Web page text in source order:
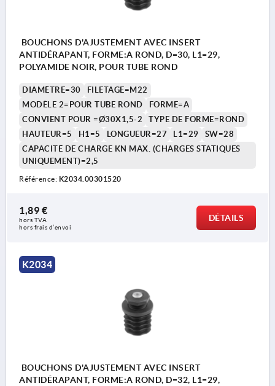
BOUCHONS D'AJUSTEMENT AVEC INSERT
ANTIDÉRAPANT, FORME:A ROND, D=30, L1=29,
POLYAMIDE NOIR, POUR TUBE ROND
DIAMÈTRE=30
FILETAGE=M22
MODÈLE 2=POUR TUBE ROND
FORME=A
CONVIENT POUR =Ø30X1,5-2
TYPE DE FORME=ROND
HAUTEUR=5
H1=5 LONGUEUR=27 L1=29
SW=28
CAPACITÉ DE CHARGE KN MAX. (CHARGES STATIQUES
UNIQUEMENT)=2,5
Référence: K2034.00301520
1,89 €
hors TVA
hors frais d’envoi
DÉTAILS
K2034
BOUCHONS D'AJUSTEMENT AVEC INSERT
ANTIDÉRAPANT, FORME:A ROND, D=32, L1=29,